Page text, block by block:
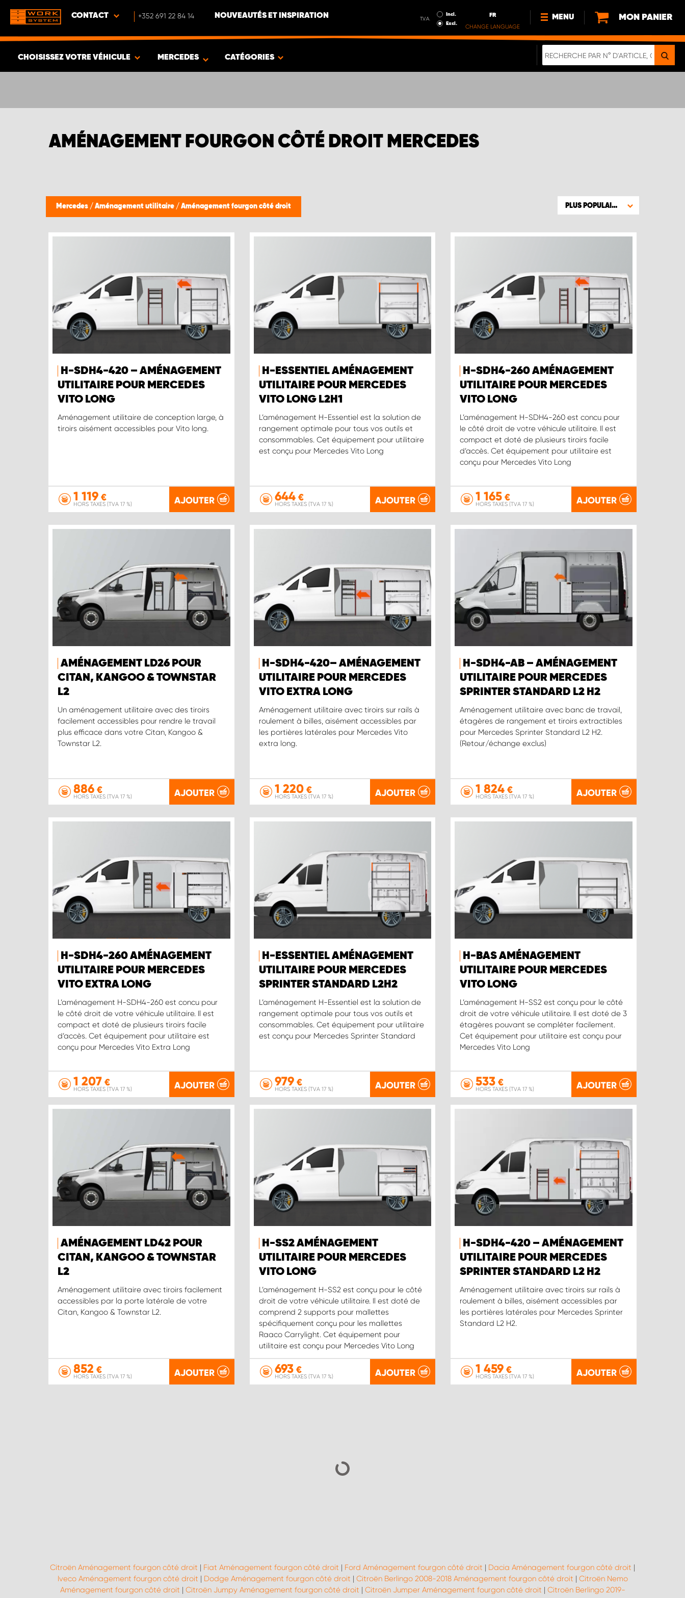
CONTACT +352 691 22 84 14 NOUVEAUTÉS ET INSPIRATION T.V.A.
Incl.
Excl.
FR
CHANGE LANGUAGE
MENU
NOUVEAUTÉS
MON PANIER
CHOISISSEZ VOTRE VÉHICULE MERCEDES CATÉGORIES
AMÉNAGEMENT FOURGON CÔTÉ DROIT MERCEDES
Mercedes / Aménagement utilitaire / Aménagement fourgon côté droit PLUS POPULAIRE
H-SDH4-420 – AMÉNAGEMENT
UTILITAIRE POUR MERCEDES
VITO LONG
Aménagement utilitaire de conception large, à
tiroirs aisément accessibles pour Vito long.
1 119 €
HORS TAXES (TVA 17 %) AJOUTER
H-ESSENTIEL AMÉNAGEMENT
UTILITAIRE POUR MERCEDES
VITO LONG L2H1
L’aménagement H-Essentiel est la solution de
rangement optimale pour tous vos outils et
consommables. Cet équipement pour utilitaire
est conçu pour Mercedes Vito Long
644€
HORS TAXES (TVA 17 %) AJOUTER
H-SDH4-260 AMÉNAGEMENT
UTILITAIRE POUR MERCEDES
VITO LONG
L’aménagement H-SDH4-260 est concu pour
le côté droit de votre véhicule utilitaire. Il est
compact et doté de plusieurs tiroirs facile
d’accès. Cet équipement pour utilitaire est
conçu pour Mercedes Vito Long
1 165 €
HORS TAXES (TVA 17 %) AJOUTER
AMÉNAGEMENT LD26 POUR
CITAN, KANGOO & TOWNSTAR
L2
Un aménagement utilitaire avec des tiroirs
facilement accessibles pour rendre le travail
plus efficace dans votre Citan, Kangoo &
Townstar L2.
886 €
HORS TAXES (TVA 17 %) AJOUTER
H-SDH4-420– AMÉNAGEMENT
UTILITAIRE POUR MERCEDES
VITO EXTRA LONG
Aménagement utilitaire avec tiroirs sur rails à
roulement à billes, aisément accessibles par
les portières latérales pour Mercedes Vito
extra long.
1 220€
HORS TAXES (TVA 17 %) AJOUTER
H-SDH4-AB – AMÉNAGEMENT
UTILITAIRE POUR MERCEDES
SPRINTER STANDARD L2 H2
Aménagement utilitaire avec banc de travail,
étagères de rangement et tiroirs extractibles
pour Mercedes Sprinter Standard L2 H2.
(Retour/échange exclus)
1 824 €
HORS TAXES (TVA 17 %) AJOUTER
H-SDH4-260 AMÉNAGEMENT
UTILITAIRE POUR MERCEDES
VITO EXTRA LONG
L’aménagement H-SDH4-260 est concu pour
le côté droit de votre véhicule utilitaire. Il est
compact et doté de plusieurs tiroirs facile
d’accès. Cet équipement pour utilitaire est
conçu pour Mercedes Vito Extra Long
1 207 €
HORS TAXES (TVA 17 %) AJOUTER
H-ESSENTIEL AMÉNAGEMENT
UTILITAIRE POUR MERCEDES
SPRINTER STANDARD L2H2
L’aménagement H-Essentiel est la solution de
rangement optimale pour tous vos outils et
consommables. Cet équipement pour utilitaire
est conçu pour Mercedes Sprinter Standard
979€
HORS TAXES (TVA 17 %) AJOUTER
H-BAS AMÉNAGEMENT
UTILITAIRE POUR MERCEDES
VITO LONG
L’aménagement H-SS2 est conçu pour le côté
droit de votre véhicule utilitaire. Il est doté de 3
étagères pouvant se compléter facilement.
Cet équipement pour utilitaire est conçu pour
Mercedes Vito Long
533 €
HORS TAXES (TVA 17 %) AJOUTER
AMÉNAGEMENT LD42 POUR
CITAN, KANGOO & TOWNSTAR
L2
Aménagement utilitaire avec tiroirs facilement
accessibles par la porte latérale de votre
Citan, Kangoo & Townstar L2.
852 €
HORS TAXES (TVA 17 %) AJOUTER
H-SS2 AMÉNAGEMENT
UTILITAIRE POUR MERCEDES
VITO LONG
L’aménagement H-SS2 est conçu pour le côté
droit de votre véhicule utilitaire. Il est doté de
comprend 2 supports pour mallettes
spécifiquement conçu pour les mallettes
Raaco Carrylight. Cet équipement pour
utilitaire est conçu pour Mercedes Vito Long
693€
HORS TAXES (TVA 17 %) AJOUTER
H-SDH4-420 – AMÉNAGEMENT
UTILITAIRE POUR MERCEDES
SPRINTER STANDARD L2 H2
Aménagement utilitaire avec tiroirs sur rails à
roulement à billes, aisément accessibles par
les portières latérales pour Mercedes Sprinter
Standard L2 H2.
1 459 €
HORS TAXES (TVA 17 %) AJOUTER
Citroën Aménagement fourgon côté droit | Fiat Aménagement fourgon côté droit | Ford Aménagement fourgon côté droit | Dacia Aménagement fourgon côté droit |
Iveco Aménagement fourgon côté droit | Dodge Aménagement fourgon côté droit | Citroën Berlingo 2008-2018 Aménagement fourgon côté droit | Citroën Nemo
Aménagement fourgon côté droit | Citroën Jumpy Aménagement fourgon côté droit | Citroën Jumper Aménagement fourgon côté droit | Citroën Berlingo 2019-